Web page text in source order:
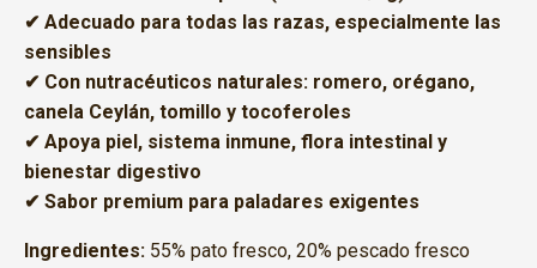
✔ Adecuado para todas las razas, especialmente las
sensibles
✔ Con nutracéuticos naturales: romero, orégano,
canela Ceylán, tomillo y tocoferoles
✔ Apoya piel, sistema inmune, flora intestinal y
bienestar digestivo
✔ Sabor premium para paladares exigentes
Ingredientes: 55% pato fresco, 20% pescado fresco